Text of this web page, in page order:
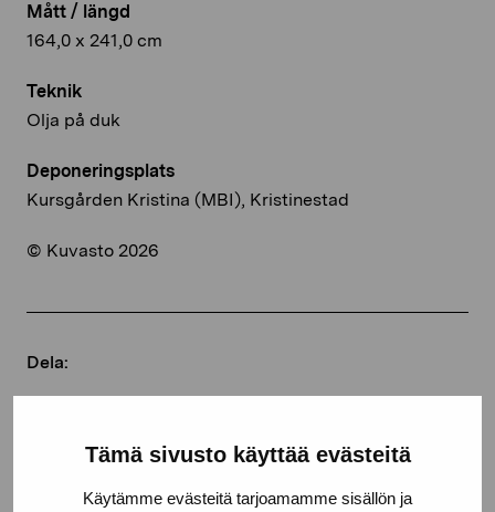
Tämä sivusto käyttää evästeitä
Käytämme evästeitä tarjoamamme sisällön ja
Mått / längd
164,0 x 241,0 cm
Teknik
Olja på duk
Deponeringsplats
Kursgården Kristina (MBI), Kristinestad
© Kuvasto 2026
Dela: